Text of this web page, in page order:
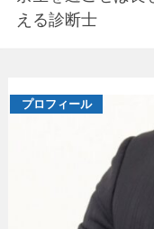
える診断士
プロフィール